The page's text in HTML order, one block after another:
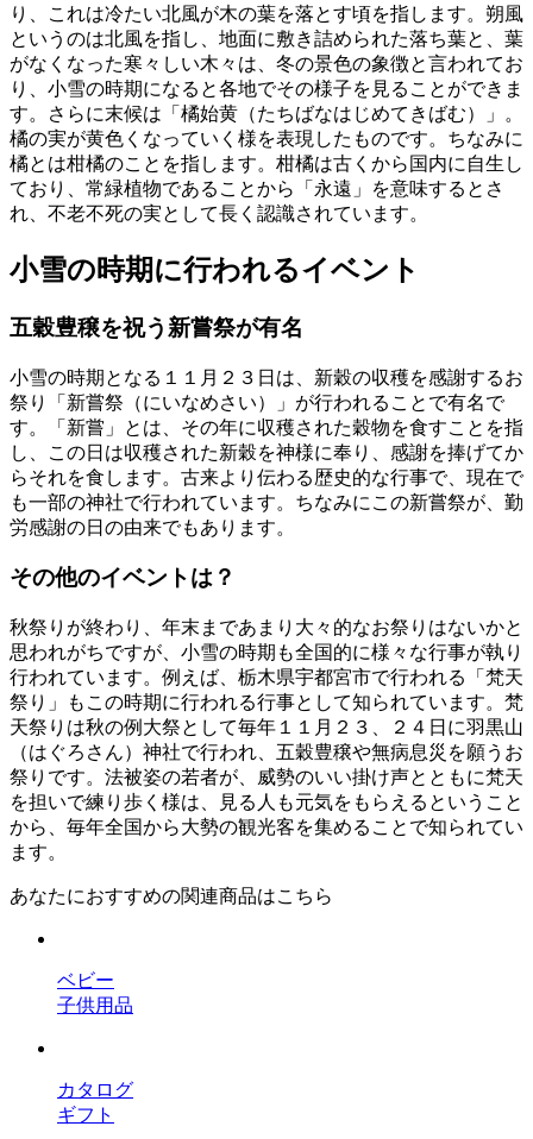
り、これは冷たい北風が木の葉を落とす頃を指します。朔風
というのは北風を指し、地面に敷き詰められた落ち葉と、葉
がなくなった寒々しい木々は、冬の景色の象徴と言われてお
り、小雪の時期になると各地でその様子を見ることができま
す。さらに末候は「橘始黄（たちばなはじめてきばむ）」。
橘の実が黄色くなっていく様を表現したものです。ちなみに
橘とは柑橘のことを指します。柑橘は古くから国内に自生し
ており、常緑植物であることから「永遠」を意味するとさ
れ、不老不死の実として長く認識されています。
小雪の時期に行われるイベント
五穀豊穣を祝う新嘗祭が有名
小雪の時期となる１１月２３日は、新穀の収穫を感謝するお
祭り「新嘗祭（にいなめさい）」が行われることで有名で
す。「新嘗」とは、その年に収穫された穀物を食すことを指
し、この日は収穫された新穀を神様に奉り、感謝を捧げてか
らそれを食します。古来より伝わる歴史的な行事で、現在で
も一部の神社で行われています。ちなみにこの新嘗祭が、勤
労感謝の日の由来でもあります。
その他のイベントは？
秋祭りが終わり、年末まであまり大々的なお祭りはないかと
思われがちですが、小雪の時期も全国的に様々な行事が執り
行われています。例えば、栃木県宇都宮市で行われる「梵天
祭り」もこの時期に行われる行事として知られています。梵
天祭りは秋の例大祭として毎年１１月２３、２４日に羽黒山
（はぐろさん）神社で行われ、五穀豊穣や無病息災を願うお
祭りです。法被姿の若者が、威勢のいい掛け声とともに梵天
を担いで練り歩く様は、見る人も元気をもらえるということ
から、毎年全国から大勢の観光客を集めることで知られてい
ます。
あなたにおすすめの関連商品はこちら
ベビー
子供用品
カタログ
ギフト